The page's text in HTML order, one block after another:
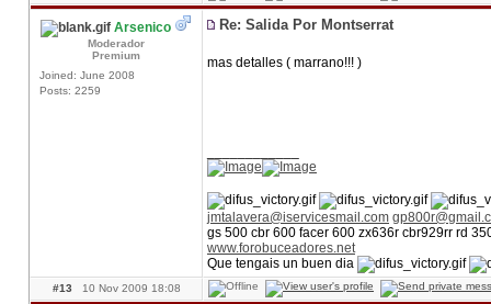
Arsenico
Moderador
Premium
Joined: June 2008
Posts: 2259
Re: Salida Por Montserrat
mas detalles ( marrano!!! )
jmtalavera@iservicesmail.com
gs 500 cbr 600 facer 600 zx636r cbr929rr rd
www.forobuceadores.net
Que tengais un buen dia
#13 10 Nov 2009 18:08